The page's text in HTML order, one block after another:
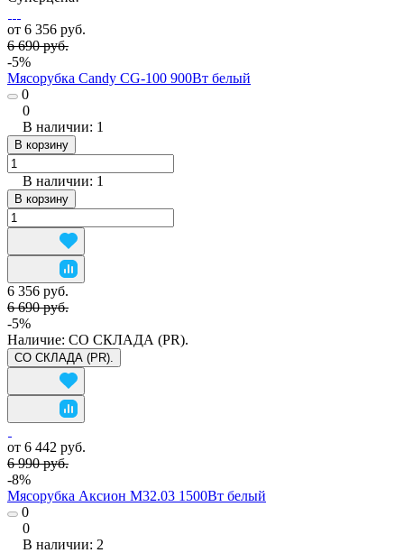
от 6 356 руб.
6 690 руб.
-5%
Мясорубка Candy CG-100 900Вт белый
0
0
В наличии: 1
В корзину
В наличии: 1
В корзину
6 356 руб.
6 690 руб.
-5%
Наличие: СО СКЛАДА (PR).
СО СКЛАДА (PR).
от 6 442 руб.
6 990 руб.
-8%
Мясорубка Аксион М32.03 1500Вт белый
0
0
В наличии: 2